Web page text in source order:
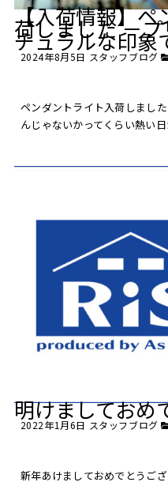
【入荷情報】ペ
荷しました －
チュラルな印象
2024年8月5日 スタッフブログ
ペンダントライト入荷しまし
んじゃないかってくらい熱い
明けましておめ
2022年1月6日 スタッフブログ
新年あけましておめでとうご